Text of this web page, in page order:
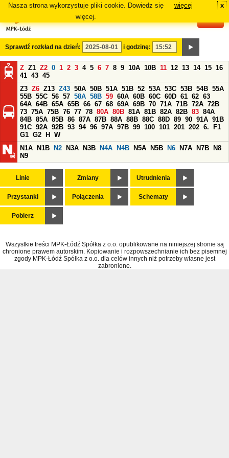
Nasza strona wykorzystuje pliki cookie. Dowiedz się
więcej.
więcej x
Sprawdź rozkład na dzień: i godzinę:
Z Z1 Z2 0 1 2 3 4 5 6 7 8 9 10A 10B 11 12 13 14 15 16
41 43 45
Z3 Z6 Z13 Z43 50A 50B 51A 51B 52 53A 53C 53B 54B 55A
55B 55C 56 57 58A 58B 59 60A 60B 60C 60D 61 62 63
64A 64B 65A 65B 66 67 68 69A 69B 70 71A 71B 72A 72B
73 75A 75B 76 77 78 80A 80B 81A 81B 82A 82B 83 84A
84B 85A 85B 86 87A 87B 88A 88B 88C 88D 89 90 91A 91B
91C 92A 92B 93 94 96 97A 97B 99 100 101 201 202 6.
F1
G1 G2 H
W
N1A
N1B N2 N3A N3B N4A N4B N5A N5B N6 N7A N7B
N8
N9
Linie Zmiany Utrudnienia
Przystanki Połączenia Schematy
Pobierz
Wszystkie treści MPK-Łódź Spółka z o.o. opublikowane na niniejszej stronie są
chronione prawem autorskim. Kopiowanie i rozpowszechnianie ich bez pisemnej
zgody MPK-Łódź Spółka z o.o. dla celów innych niż potrzeby własne jest
zabronione.